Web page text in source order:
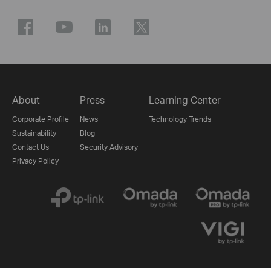
About
Corporate Profile
Sustainability
Contact Us
Privacy Policy
Press
News
Blog
Security Advisory
Learning Center
Technology Trends